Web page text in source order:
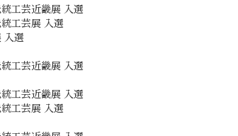
工芸近畿展 入選
工芸展 入選
入選
工芸近畿展 入選
工芸近畿展 入選
工芸展 入選